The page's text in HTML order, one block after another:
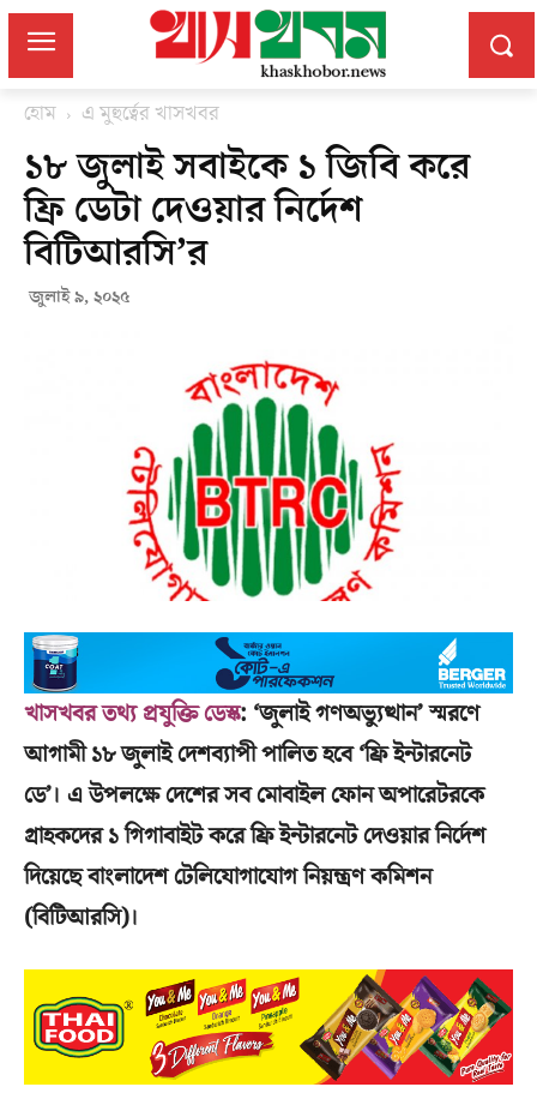
হোম এ মুহুর্ত্বের খাসখবর
১৮ জুলাই সবাইকে ১ জিবি করে
ফ্রি ডেটা দেওয়ার নির্দেশ
বিটিআরসি’র
জুলাই ৯, ২০২৫
খাসখবর তথ্য প্রযুক্তি ডেস্ক: ‘জুলাই গণঅভ্যুত্থান’ স্মরণে
আগামী ১৮ জুলাই দেশব্যাপী পালিত হবে ‘ফ্রি ইন্টারনেট
ডে’। এ উপলক্ষে দেশের সব মোবাইল ফোন অপারেটরকে
গ্রাহকদের ১ গিগাবাইট করে ফ্রি ইন্টারনেট দেওয়ার নির্দেশ
দিয়েছে বাংলাদেশ টেলিযোগাযোগ নিয়ন্ত্রণ কমিশন
(বিটিআরসি)।